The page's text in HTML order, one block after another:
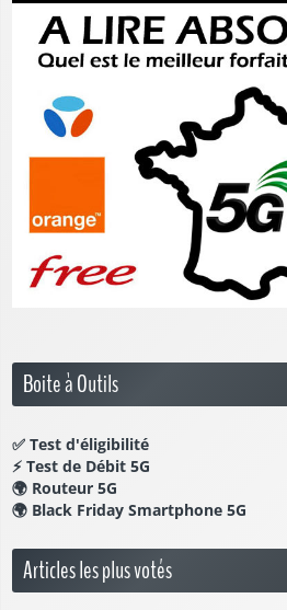
Boite à Outils
✅ Test d'éligibilité
⚡ Test de Débit 5G
🌍 Routeur 5G
🌍 Black Friday Smartphone 5G
Articles les plus votés